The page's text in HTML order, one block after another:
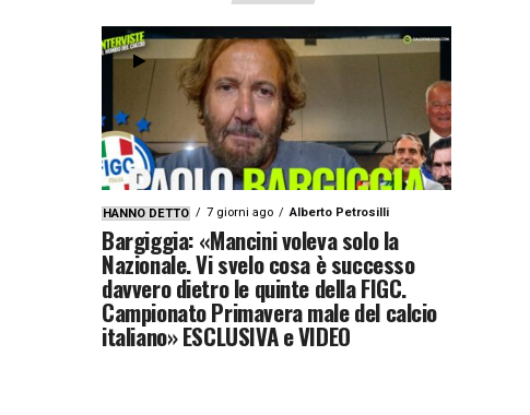
HANNO DETTO 7 giorni ago Alberto Petrosilli
Bargiggia: «Mancini voleva solo la
Nazionale. Vi svelo cosa è successo
davvero dietro le quinte della FIGC.
Campionato Primavera male del calcio
italiano» ESCLUSIVA e VIDEO